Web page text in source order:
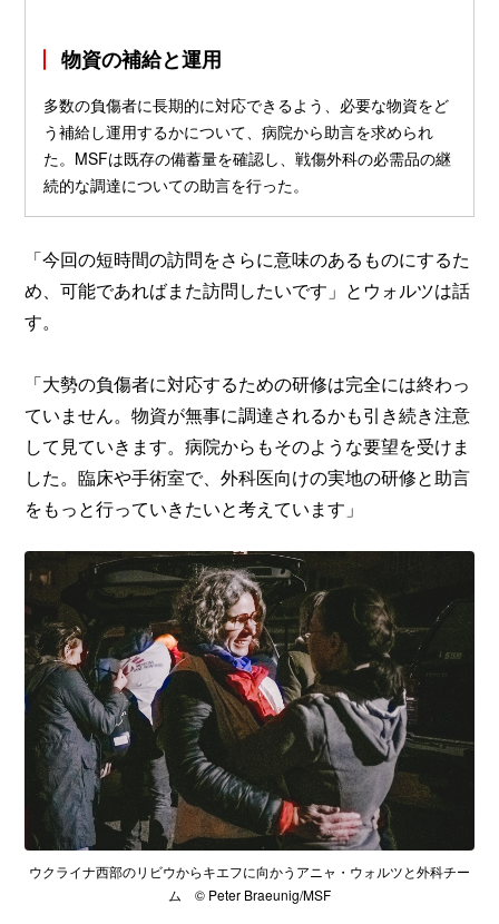
物資の補給と運用
多数の負傷者に長期的に対応できるよう、必要な物資をど
う補給し運用するかについて、病院から助言を求められ
た。MSFは既存の備蓄量を確認し、戦傷外科の必需品の継
続的な調達についての助言を行った。
「今回の短時間の訪問をさらに意味のあるものにするた
め、可能であればまた訪問したいです」とウォルツは話
す。
「大勢の負傷者に対応するための研修は完全には終わっ
ていません。物資が無事に調達されるかも引き続き注意
して見ていきます。病院からもそのような要望を受けま
した。臨床や手術室で、外科医向けの実地の研修と助言
をもっと行っていきたいと考えています」
ウクライナ西部のリビウからキエフに向かうアニャ・ウォルツと外科チー
ム © Peter Braeunig/MSF